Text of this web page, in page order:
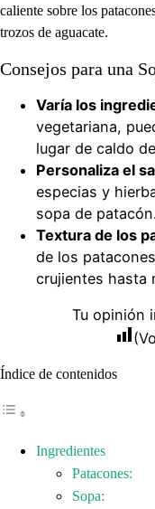
caliente sobre los
trozos de aguacate.
Consejos para una
Varía los
vegetariana,
lugar de caldo
Personaliza el
especias y
sopa de patacón.
Textura de los
de los
crujientes hasta
Tu opinión
Índice de contenidos
Ingredientes
Patacones:
Sopa: